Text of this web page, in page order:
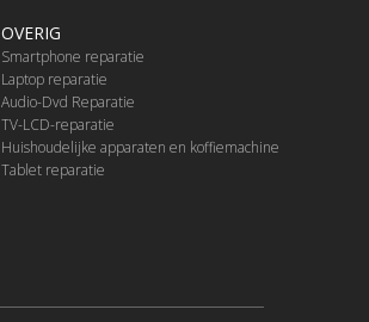
OVERIG
Smartphone reparatie
Laptop reparatie
Audio-Dvd Reparatie
TV-LCD-reparatie
Huishoudelijke apparaten en koffiemachine
Tablet reparatie